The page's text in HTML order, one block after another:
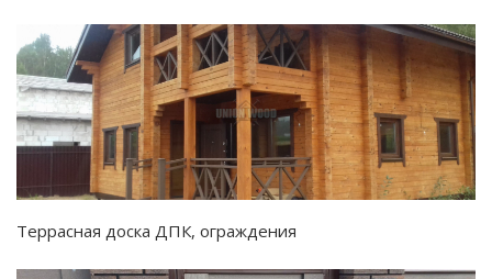
Террасная доска ДПК, ограждения